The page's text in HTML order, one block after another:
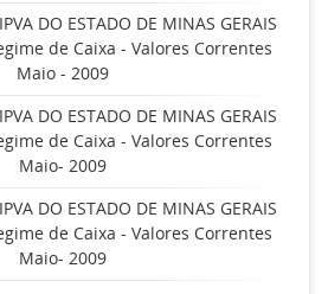
DO ESTADO DE MINAS GERAIS
de Caixa - Valores Correntes
Maio - 2009
DO ESTADO DE MINAS GERAIS
de Caixa - Valores Correntes
Maio- 2009
DO ESTADO DE MINAS GERAIS
de Caixa - Valores Correntes
Maio- 2009